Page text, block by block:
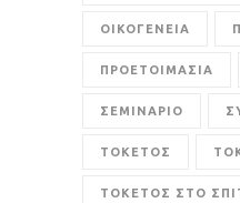
ΟΙΚΟΓΕΝΕΙΑ
ΠΡΟΕΤΟΙΜΑΣΙΑ
ΣΕΜΙΝΑΡΙΟ
ΤΟΚΕΤΟΣ
ΤΟΚΕΤΟΣ ΣΤΟ